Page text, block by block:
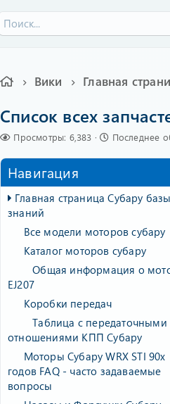
Вики
Список всех
П
о
с
м
о
т
Просмотры: 6,383
П
с
е
д
е
о
н
в
е
н
и
е
Последнее
Навигация
Главная страница Субару базы
знаний
Все модели моторов субару
Каталог моторов субару
Общая информация о
EJ207
Коробки передач
Таблица с передаточными
отношениями КПП Субару
Моторы Субару WRX STI 90х
годов FAQ - часто задаваемые
вопросы